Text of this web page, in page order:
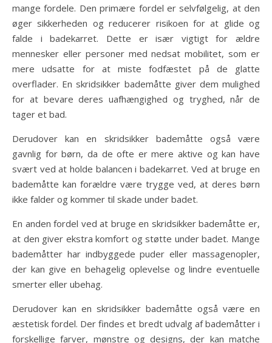
mange fordele. Den primære fordel er selvfølgelig, at den
øger sikkerheden og reducerer risikoen for at glide og
falde i badekarret. Dette er især vigtigt for ældre
mennesker eller personer med nedsat mobilitet, som er
mere udsatte for at miste fodfæstet på de glatte
overflader. En skridsikker bademåtte giver dem mulighed
for at bevare deres uafhængighed og tryghed, når de
tager et bad.
Derudover kan en skridsikker bademåtte også være
gavnlig for børn, da de ofte er mere aktive og kan have
svært ved at holde balancen i badekarret. Ved at bruge en
bademåtte kan forældre være trygge ved, at deres børn
ikke falder og kommer til skade under badet.
En anden fordel ved at bruge en skridsikker bademåtte er,
at den giver ekstra komfort og støtte under badet. Mange
bademåtter har indbyggede puder eller massagenopler,
der kan give en behagelig oplevelse og lindre eventuelle
smerter eller ubehag.
Derudover kan en skridsikker bademåtte også være en
æstetisk fordel. Der findes et bredt udvalg af bademåtter i
forskellige farver, mønstre og designs, der kan matche